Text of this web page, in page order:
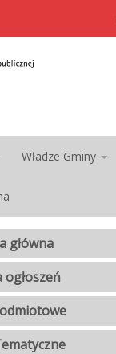
Władze Gminy
główna
ogłoszeń